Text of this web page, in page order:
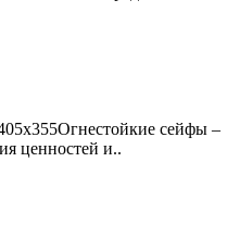
сейфы –
ценностей и..